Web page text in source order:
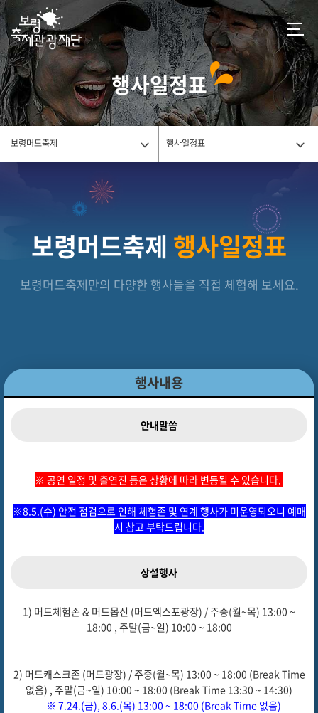
행사일정표
보령머드축제 행사일정표
보령머드축제 행사일정표
보령머드축제만의 다양한 행사들을 직접 체험해 보세요.
행사내용
안내말씀
※ 공연 일정 및 출연진 등은 상황에 따라 변동될 수 있습니다.
※8.5.(수) 안전 점검으로 인해 체험존 및 연계 행사가 미운영되오니 예매
시 참고 부탁드립니다.
상설행사
1) 머드체험존 & 머드몹신 (머드엑스포광장) / 주중(월~목) 13:00 ~
18:00 , 주말(금~일) 10:00 ~ 18:00
2) 머드캐스크존 (머드광장) / 주중(월~목) 13:00 ~ 18:00 (Break Time
없음) , 주말(금~일) 10:00 ~ 18:00 (Break Time 13:30 ~ 14:30)
※ 7.24.(금), 8.6.(목) 13:00 ~ 18:00 (Break Time 없음)